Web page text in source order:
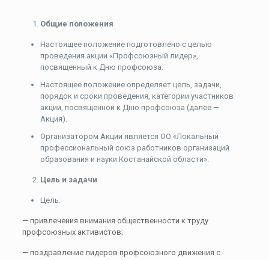
Общие положения
Настоящее положение подготовлено с целью
проведения акции «Профсоюзный лидер»,
посвященный к Дню профсоюза.
Настоящее положение определяет цель, задачи,
порядок и сроки проведения, категории участников
акции, посвященной к Дню профсоюза (далее —
Акция).
Организатором Акции является ОО «Локальный
профессиональный союз работников организаций
образования и науки Костанайской области».
Цель и задачи
Цель:
— привлечения внимания общественности к труду
профсоюзных активистов;
— поздравление лидеров профсоюзного движения с